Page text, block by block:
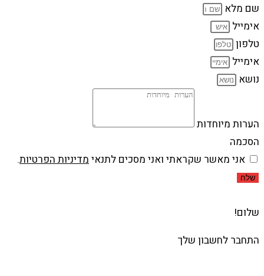
שם מלא
אימייל
טלפון
אימייל
נושא
הערות מיוחדות
הסכמה
אני מאשר שקראתי ואני מסכים לתנאי מדיניות הפרטיות.
שלח
שלום!
התחבר לחשבון שלך